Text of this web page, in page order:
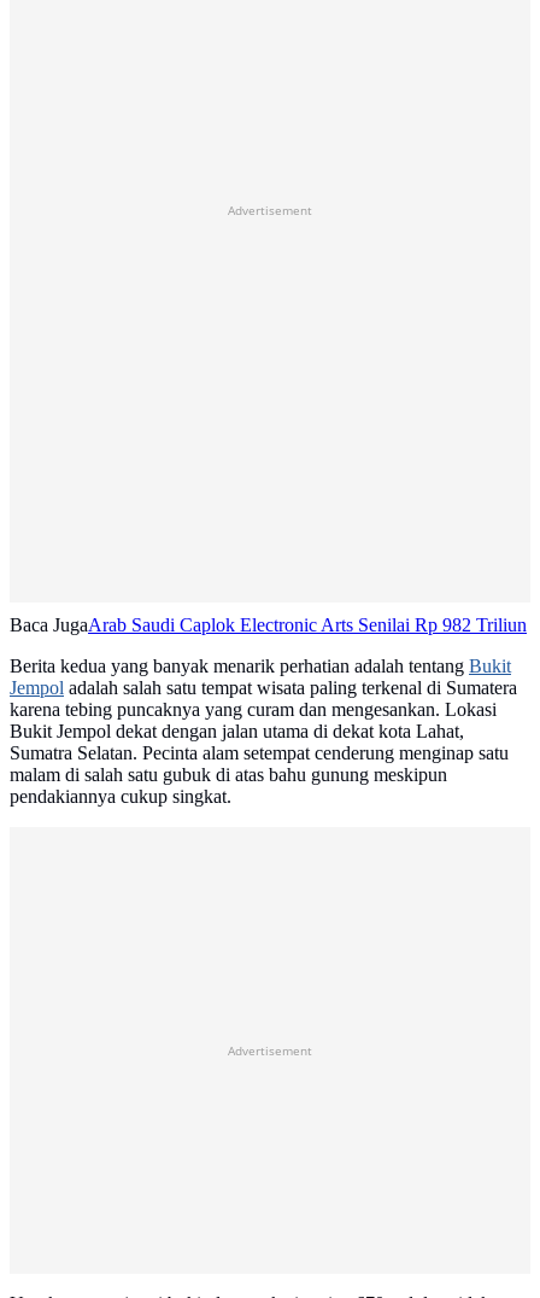
Advertisement
Baca JugaArab Saudi Caplok Electronic Arts Senilai Rp 982 Triliun
Berita kedua yang banyak menarik perhatian adalah tentang Bukit
Jempol adalah salah satu tempat wisata paling terkenal di Sumatera
karena tebing puncaknya yang curam dan mengesankan. Lokasi
Bukit Jempol dekat dengan jalan utama di dekat kota Lahat,
Sumatra Selatan. Pecinta alam setempat cenderung menginap satu
malam di salah satu gubuk di atas bahu gunung meskipun
pendakiannya cukup singkat.
Advertisement